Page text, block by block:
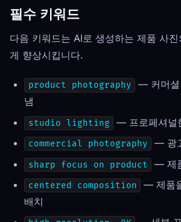
필수 키워드
다음 키워드는 AI로 생성하는 제품 사
게 향상시킵니다.
product photography
— 커머셜
냄
studio lighting — 프로페셔널
commercial photography — 광
sharp focus on product — 제
centered composition
— 제품
배치